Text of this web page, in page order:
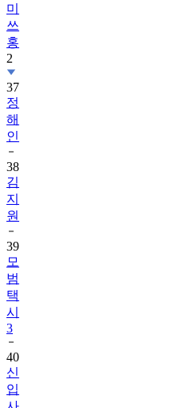
미
쓰
홍
2
37
정
해
인
38
김
지
원
39
모
범
택
시
3
40
신
입